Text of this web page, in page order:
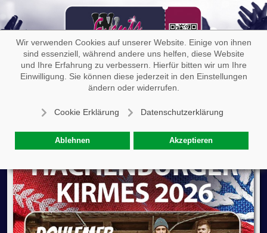
Wir verwenden Cookies auf unserer Website. Einige von ihnen
sind essenziell, während andere uns helfen, diese Website
und Ihre Erfahrung zu verbessern. Hierfür bitten wir um Ihre
Einwilligung. Sie können diese jederzeit in den Einstellungen
ändern oder widerrufen.
Cookie Erklärung Datenschutzerklärung
Ablehnen Akzeptieren
Off-
Hachenburger Kirmes - Festzelt